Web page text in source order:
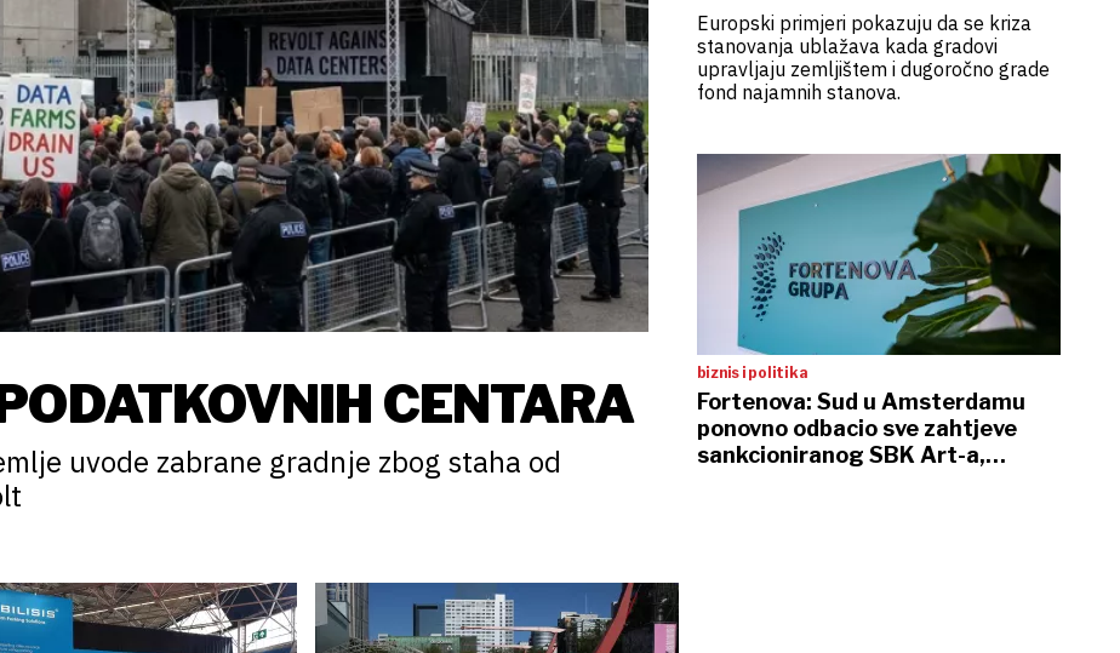
CENTARA
uvode zabrane gradnje zbog staha od
Europski primjeri pokazuju da se kriza
stanovanja ublažava kada gradovi
upravljaju zemljištem i dugoročno grade
fond najamnih stanova.
biznis i politika
Fortenova: Sud u Amsterdamu
ponovno odbacio sve zahtjeve
sankcioniranog SBK Art-a,